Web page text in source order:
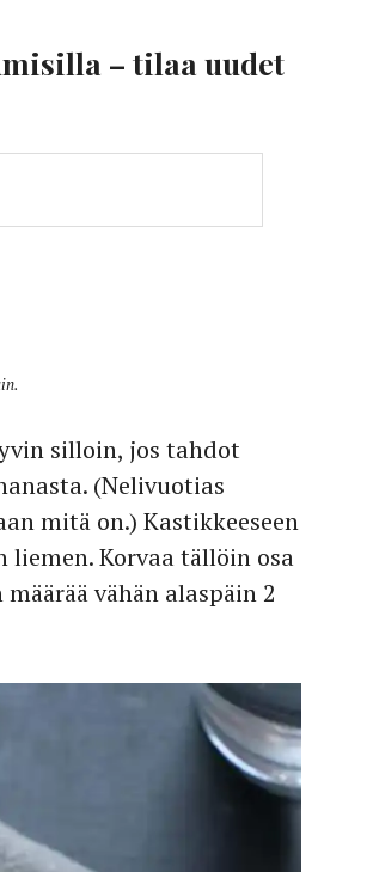
– tilaa uudet
silloin, jos tahdot
(Nelivuotias
mitä on.) Kastikkeeseen
Korvaa tällöin osa
vähän alaspäin 2